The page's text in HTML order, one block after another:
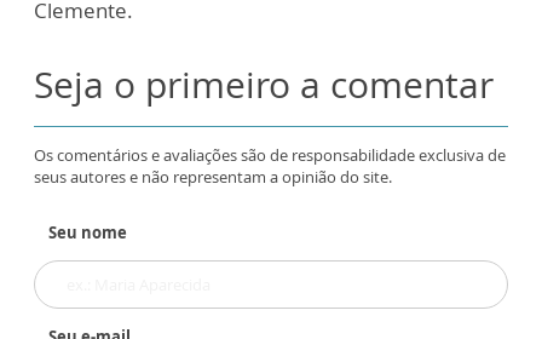
Clemente.
Seja o primeiro a comentar
Os comentários e avaliações são de responsabilidade exclusiva de
seus autores e não representam a opinião do site.
Seu nome